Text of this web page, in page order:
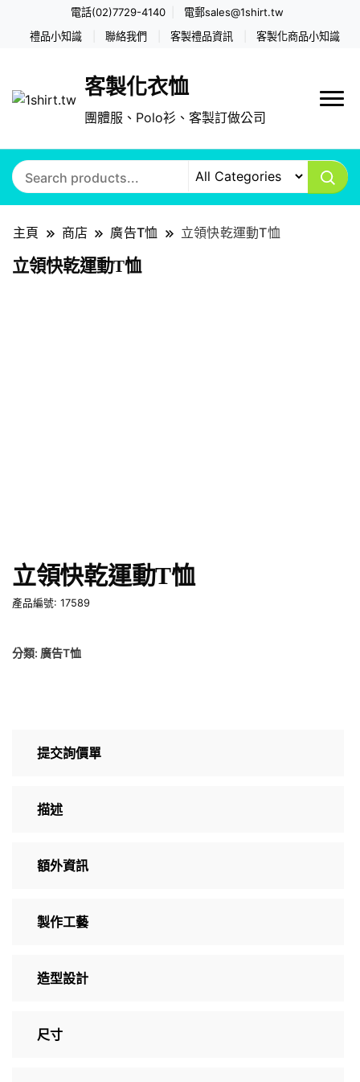
電話(02)7729-4140 電郵sales@1shirt.tw
禮品小知識 聯絡我們 客製禮品資訊 客製化商品小知識
客製化衣恤
團體服、Polo衫、客製訂做公司
主頁 商店 廣告T恤 立領快乾運動T恤
立領快乾運動T恤
立領快乾運動T恤
產品編號: 17589
分類: 廣告T恤
提交詢價單
描述
額外資訊
製作工藝
造型設計
尺寸